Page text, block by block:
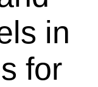
in
for